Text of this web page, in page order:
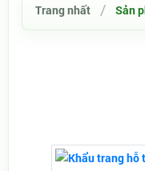
Trang nhất Sản